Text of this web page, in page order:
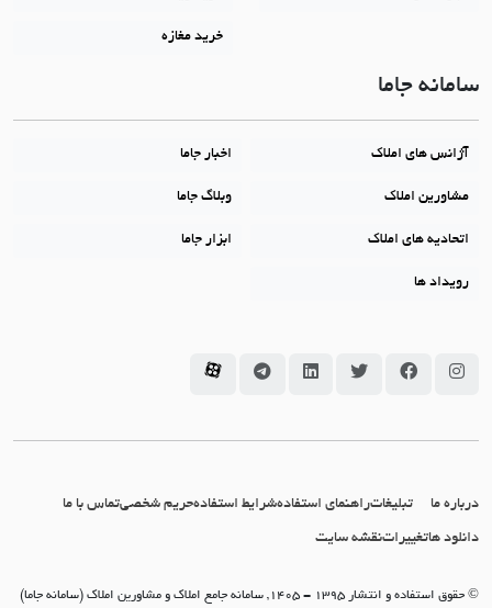
خرید مغازه
سامانه جاما
آژانس های املاک اخبار جاما
مشاورین املاک وبلاگ جاما
اتحادیه های املاک ابزار جاما
رویداد ها
سامانه جاما در اینستاگرام
سامانه جاما در فیسبوک
سامانه جاما در توئیتر
سامانه جاما در لینکداین
سامانه جاما در تلگرام
سامانه جاما در آپارات
درباره ما تبلیغاتراهنمای استفادهشرایط استفادهحریم شخصیتماس با ما
دانلود هاتغییراتنقشه سایت
© حقوق استفاده و انتشار 1395 - 1405, سامانه جامع املاک و مشاورین املاک (سامانه جاما)